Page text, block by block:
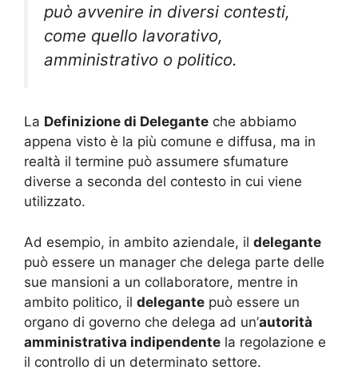
può avvenire in diversi contesti,
come quello lavorativo,
amministrativo o politico.
La Definizione di Delegante che abbiamo
appena visto è la più comune e diffusa, ma in
realtà il termine può assumere sfumature
diverse a seconda del contesto in cui viene
utilizzato.
Ad esempio, in ambito aziendale, il delegante
può essere un manager che delega parte delle
sue mansioni a un collaboratore, mentre in
ambito politico, il delegante può essere un
organo di governo che delega ad un’autorità
amministrativa indipendente la regolazione e
il controllo di un determinato settore.